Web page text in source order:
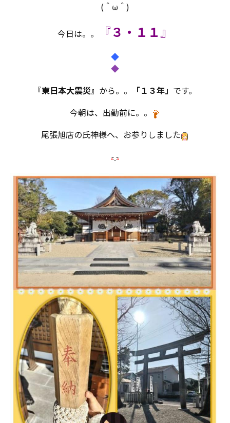
(＾ω＾)
今日は。。 『３・１１』
◆
◆
『東日本大震災』 から。。 「１３年」 です。
今朝は、出勤前に。。
尾張旭店の氏神様へ、お参りしました